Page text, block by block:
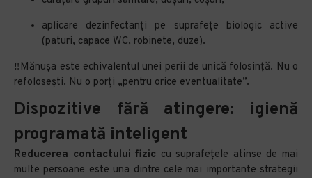
aplicare dezinfectanți pe suprafețe biologic active
(paturi, capace WC, robinete, duze).
‼️Mănușa este echivalentul unei perii de unică folosință. Nu o
refolosești. Nu o porți „pentru orice eventualitate”.
Dispozitive fără atingere: igienă
programată inteligent
Reducerea contactului fizic cu suprafețele atinse de mai
multe persoane este una dintre cele mai importante strategii